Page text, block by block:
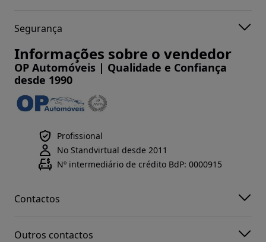
Segurança
Informações sobre o vendedor
OP Automóveis | Qualidade e Confiança
desde 1990
Profissional
No Standvirtual desde 2011
Nº intermediário de crédito BdP: 0000915
Contactos
Outros contactos